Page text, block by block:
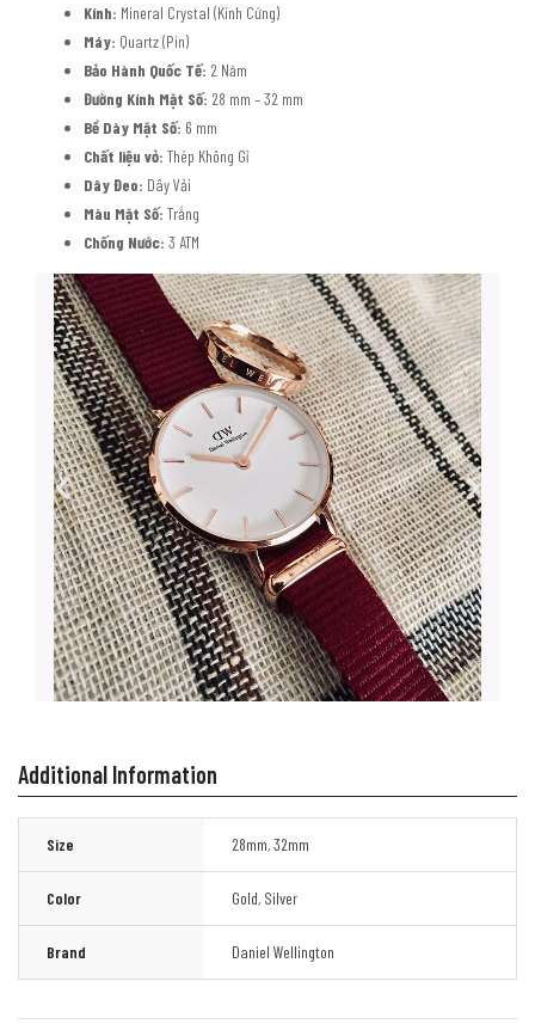
Kính: Mineral Crystal (Kính Cứng)
Máy: Quartz (Pin)
Bảo Hành Quốc Tế: 2 Năm
Đường Kính Mặt Số: 28 mm – 32 mm
Bề Dày Mặt Số: 6 mm
Chất liệu vỏ: Thép Không Gỉ
Dây Đeo: Dây Vải
Màu Mặt Số: Trắng
Chống Nước: 3 ATM
Additional Information
Size 28mm,32mm
Color Gold, Silver
Brand Daniel Wellington